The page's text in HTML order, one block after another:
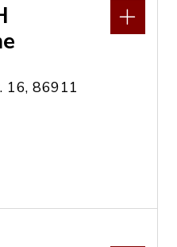
16, 86911